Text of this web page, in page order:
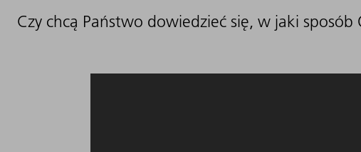
Czy chcą Państwo dowiedzieć się, w jaki